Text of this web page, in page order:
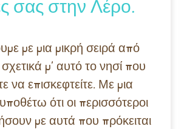
σας στην Λέρο.
με μια μικρή σειρά από
μ’ αυτό το νησί που
να επισκεφτείτε. Με μια
ότι οι περισσότεροι
με αυτά που πρόκειται